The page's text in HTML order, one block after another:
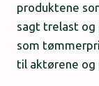
produktene
sagt trelast og
som
til aktørene og